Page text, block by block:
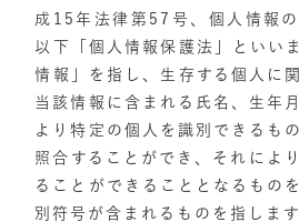
成15年法律第57号、個人情報の
以下「個人情報保護法」といい
情報」を指し、生存する個人に
当該情報に含まれる氏名、生年
より特定の個人を識別できるも
照合することができ、それによ
ることができることとなるもの
別符号が含まれるものを指します